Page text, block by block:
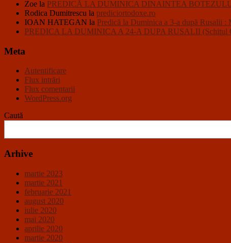
Zoe la PREDICĂ LA DUMINICA DINAINTEA
Rodica Dumitrescu la prediciortodoxe.ro
IOAN HATEGAN la Predică la Duminica a 3-a după
PREDICA LA DUMINICA A 24-A DUPA RUSALII (Schitul
Meta
Autentificare
Flux intrări
Flux comentarii
WordPress.org
Caută
Arhive
martie 2023
martie 2021
februarie 2021
august 2020
iulie 2020
mai 2020
aprilie 2020
martie 2020